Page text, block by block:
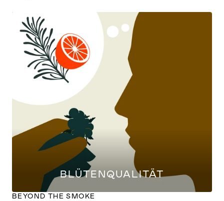
BLÜTENQUALITÄT
BEYOND THE SMOKE